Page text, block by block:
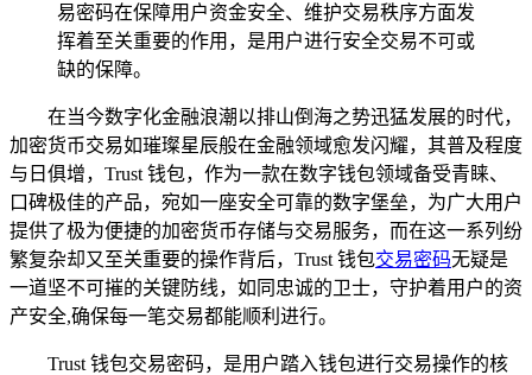
易密码在保障用户资金安全、维护交易秩序方面发
挥着至关重要的作用，是用户进行安全交易不可或
缺的保障。
在当今数字化金融浪潮以排山倒海之势迅猛发展的时代，
加密货币交易如璀璨星辰般在金融领域愈发闪耀，其普及程度
与日俱增，Trust 钱包，作为一款在数字钱包领域备受青睐、
口碑极佳的产品，宛如一座安全可靠的数字堡垒，为广大用户
提供了极为便捷的加密货币存储与交易服务，而在这一系列纷
繁复杂却又至关重要的操作背后，Trust 钱包交易密码无疑是
一道坚不可摧的关键防线，如同忠诚的卫士，守护着用户的资
产安全,确保每一笔交易都能顺利进行。
Trust 钱包交易密码，是用户踏入钱包进行交易操作的核